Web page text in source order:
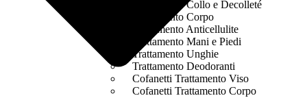
Trattamento Collo e Decolleté
Trattamento Corpo
Trattamento Anticellulite
Trattamento Mani e Piedi
Trattamento Unghie
Trattamento Deodoranti
Cofanetti Trattamento Viso
Cofanetti Trattamento Corpo